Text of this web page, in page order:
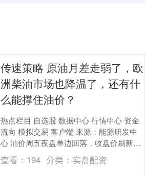
传速策略 原油月差走弱了，欧
洲柴油市场也降温了，还有什
么能撑住油价？
热点栏目 自选股 数据中心 行情中心 资金
流向 模拟交易 客户端 来源：能源研发中
心 油价周五夜盘单边回落，收盘价刷新了
三周来最低。 但纠结的原油还是创下4个
月....
查看： 194 分类： 实盘配资